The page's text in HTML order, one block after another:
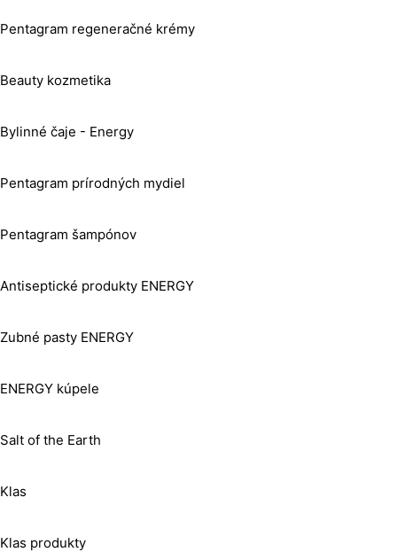
Pentagram regeneračné krémy
Beauty kozmetika
Bylinné čaje - Energy
Pentagram prírodných mydiel
Pentagram šampónov
Antiseptické produkty ENERGY
Zubné pasty ENERGY
ENERGY kúpele
Salt of the Earth
Klas
Klas produkty